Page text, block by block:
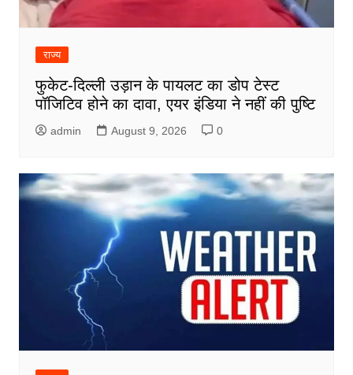
राज्य
फुकेट-दिल्ली उड़ान के पायलट का डोप टेस्ट
पॉजिटिव होने का दावा, एयर इंडिया ने नहीं की पुष्टि
admin August 9, 2026 0